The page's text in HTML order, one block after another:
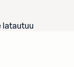
latautuu